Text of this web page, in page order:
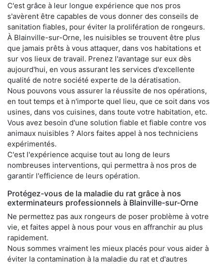
C'est grâce à leur longue expérience que nos pros
s'avèrent être capables de vous donner des conseils de
sanitation fiables, pour éviter la prolifération de rongeurs.
À Blainville-sur-Orne, les nuisibles se trouvent être plus
que jamais prêts à vous attaquer, dans vos habitations et
sur vos lieux de travail. Prenez l'avantage sur eux dès
aujourd'hui, en vous assurant les services d'excellente
qualité de notre société experte de la dératisation.
Nous pouvons vous assurer la réussite de nos opérations,
en tout temps et à n'importe quel lieu, que ce soit dans vos
usines, dans vos cuisines, dans toute votre habitation, etc.
Vous avez besoin d'une solution fiable et fiable contre vos
animaux nuisibles ? Alors faites appel à nos techniciens
expérimentés.
C'est l'expérience acquise tout au long de leurs
nombreuses interventions, qui permettra à nos pros de
garantir l'efficience de leurs opération.
Protégez-vous de la maladie du rat grâce à nos
exterminateurs professionnels à Blainville-sur-Orne
Ne permettez pas aux rongeurs de poser problème à votre
vie, et faites appel à nous pour vous en affranchir au plus
rapidement.
Nous sommes vraiment les mieux placés pour vous aider à
éviter la contamination à la maladie du rat et d'autres